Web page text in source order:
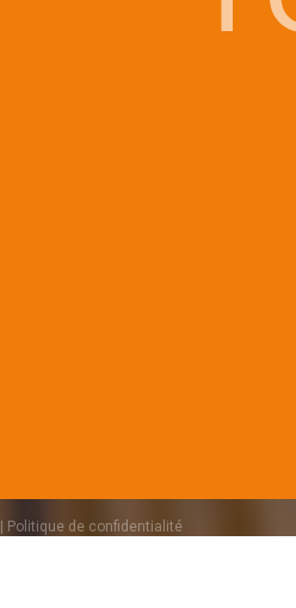
| Politique de confidentialité